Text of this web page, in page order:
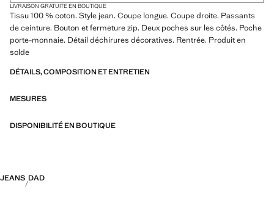
LIVRAISON GRATUITE EN BOUTIQUE
Tissu 100 % coton. Style jean. Coupe longue. Coupe droite. Passants
de ceinture. Bouton et fermeture zip. Deux poches sur les côtés. Poche
porte-monnaie. Détail déchirures décoratives. Rentrée. Produit en
solde
DÉTAILS, COMPOSITION ET ENTRETIEN
MESURES
DISPONIBILITÉ EN BOUTIQUE
JEANS DAD